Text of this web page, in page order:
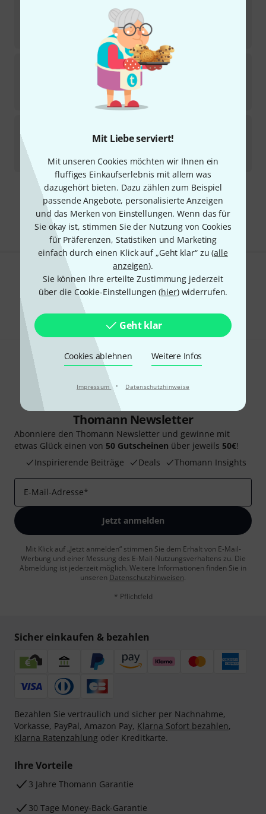
Mit Liebe serviert!
Mit unseren Cookies möchten wir Ihnen ein
fluffiges Einkaufserlebnis mit allem was
dazugehört bieten. Dazu zählen zum Beispiel
passende Angebote, personalisierte Anzeigen
und das Merken von Einstellungen. Wenn das für
Sie okay ist, stimmen Sie der Nutzung von Cookies
für Präferenzen, Statistiken und Marketing
einfach durch einen Klick auf „Geht klar“ zu (alle
anzeigen).
Sie können Ihre erteilte Zustimmung jederzeit
über die Cookie-Einstellungen (hier) widerrufen.
Geht klar
Cookies ablehnen Weitere Infos
Impressum · Datenschutzhinweise
689
Sofort lieferbar
Millenium MS 2003 Case Bundle
Sofort lieferbar
20,10 €
Kostenloser Versand ab 29 €
Alle Preise inkl. MwSt.
Gefällt Ihnen, was Sie sehen?
Teilen
Thomann Newsletter
Abonniere den Thomann Newsletter und gewinne mit
etwas Glück einen von 50 Gutscheinen über jeweils 50€!
Inspirierende Beiträge
Deals Thomann Insights
E-Mail-Adresse*
Jetzt anmelden
Mit Klick auf „Jetzt anmelden“ stimmen Sie dem Erhalt von E-Mail-
Werbung und einer Messung des E-Mail-Nutzungsverhaltens zu. Die
Abmeldung ist jederzeit möglich. Weitere Informationen finden Sie in
unseren Datenschutzhinweisen.
* Pflichtfeld
Sicher einkaufen & bezahlen
Bezahlen Sie vertraulich und sicher per Nachnahme,
Vorkasse, PayPal, Amazon Pay, Klarna Sofort bezahlen,
Klarna Ratenzahlung oder Kreditkarte.
Ihre Vorteile
3 Jahre Thomann Garantie
30 Tage Money-Back-Garantie